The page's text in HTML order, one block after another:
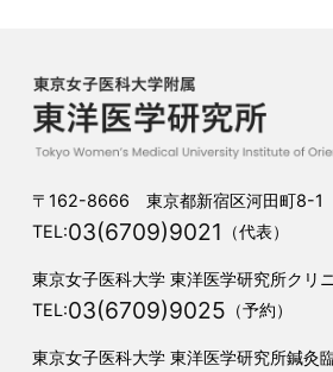
〒162-8666 東京都新宿区河田町8-1
TEL:03(6709)9021 （代表）
東京女子医科大学 東洋医学研究所クリ
TEL:03(6709)9025 （予約）
東京女子医科大学 東洋医学研究所鍼灸